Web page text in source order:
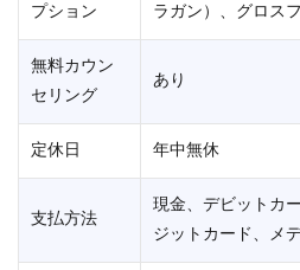
プション
ラガン）、グロス
無料カウン
セリング
あり
定休日 年中無休
支払方法
現金、デビットカ
ジットカード、メ